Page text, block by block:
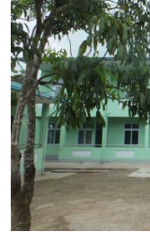
ဘာသာစကား
လှူဒါန်းခြင်း